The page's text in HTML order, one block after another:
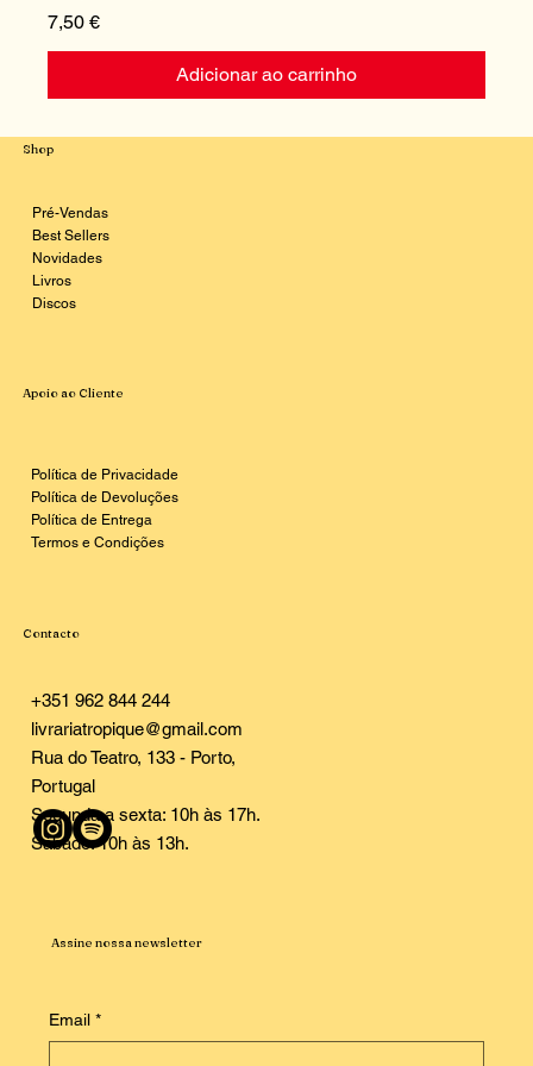
Preço
7,50 €
Adicionar ao carrinho
Shop
Pré-Vendas
Best Sellers
Novidades
Livros
Discos
Apoio ao Cliente
Política de Privacidade
Política de Devoluções
Política de Entrega
Termos e Condições
Contacto
+351 962 844 244
livrariatropique@gmail.com
Rua do Teatro, 133 - Porto,
Portugal
Segunda a sexta: 10h às 17h.
Sábado: 10h às 13h.
Email *
Assine nossa newsletter